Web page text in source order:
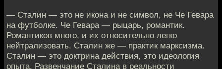
— Сталин — это не икона и не символ, не Че Гевара
на футболке. Че Гевара — рыцарь, романтик.
Романтиков много, и их относительно легко
нейтрализовать. Сталин же — практик марксизма.
Сталин — это доктрина действия, это идеология
опыта. Развенчание Сталина в реальности